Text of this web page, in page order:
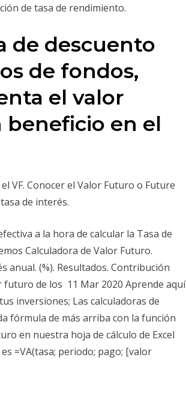
de tasa de rendimiento.
de descuento
de fondos,
el valor
en el
VF. Conocer el Valor Futuro o Future
de interés.
a la hora de calcular la Tasa de
Calculadora de Valor Futuro.
anual. (%). Resultados. Contribución
de los 11 Mar 2020 Aprende aquí
inversiones; Las calculadoras de
fórmula de más arriba con la función
en nuestra hoja de cálculo de Excel
=VA(tasa; periodo; pago; [valor